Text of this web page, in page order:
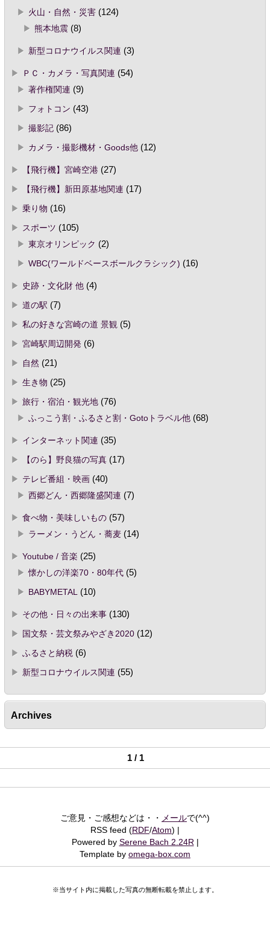
火山・自然・災害(124)
熊本地震(8)
新型コロナウイルス関連 (3)
ＰＣ・カメラ・写真関連 (54)
著作権関連 (9)
フォトコン (43)
撮影記(86)
カメラ・撮影機材・Goods他(12)
【飛行機】宮崎空港(27)
【飛行機】新田原基地関連 (17)
乗り物 (16)
スポーツ (105)
東京オリンピック (2)
WBC(ワールドベースボールクラシック) (16)
史跡・文化財 他(4)
道の駅 (7)
私の好きな宮崎の道 景観 (5)
宮崎駅周辺開発(6)
自然 (21)
生き物 (25)
旅行・宿泊・観光地(76)
ふっこう割・ふるさと割・Gotoトラベル他(68)
インターネット関連 (35)
【のら】野良猫の写真(17)
テレビ番組・映画(40)
西郷どん・西郷隆盛関連 (7)
食べ物・美味しいもの(57)
ラーメン・うどん・蕎麦(14)
Youtube / 音楽 (25)
懐かしの洋楽70・80年代(5)
BABYMETAL
(10)
その他・日々の出来事(130)
国文祭・芸文祭みやざき2020(12)
ふるさと納税(6)
新型コロナウイルス関連 (55)
Archives
1 / 1
ご意見・ご感想などは・・ メールで(^^)
RSS feed (RDF/Atom)
Powered by Serene Bach 2.24R
Template by omega-box.com
※当サイト内に掲載した写真の無断転載を禁止します。